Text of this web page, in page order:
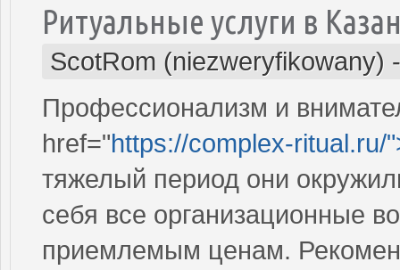
Ритуальные услуги в
ScotRom (niezweryfikowany)
Профессионализм и
href="https://complex-ritual.ru/
тяжелый период они
себя все организационные
приемлемым ценам.